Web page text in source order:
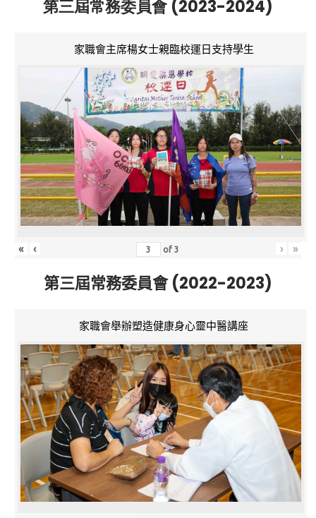
第三屆常務委員會 (2023-2024)
家職會主席楊女士親臨校運日支持學生
« ‹ of3 › »
第三屆常務委員會 (2022-2023)
家職會舉辦塑造健康身心靈中醫講座